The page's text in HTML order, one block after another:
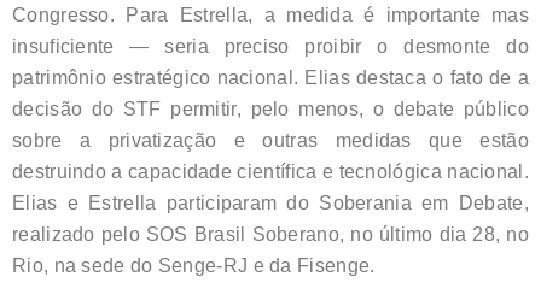
Congresso. Para Estrella, a medida é importante mas
insuficiente — seria preciso proibir o desmonte do
patrimônio estratégico nacional. Elias destaca o fato de a
decisão do STF permitir, pelo menos, o debate público
sobre a privatização e outras medidas que estão
destruindo a capacidade científica e tecnológica nacional.
Elias e Estrella participaram do Soberania em Debate,
realizado pelo SOS Brasil Soberano, no último dia 28, no
Rio, na sede do Senge-RJ e da Fisenge.